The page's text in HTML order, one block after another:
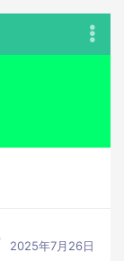
2025年7月26日